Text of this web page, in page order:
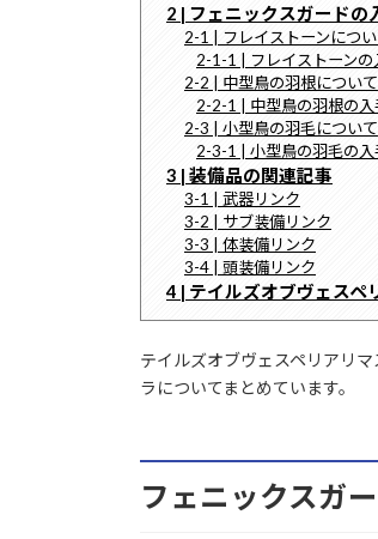
2 | フェニックスガードの
2-1 | フレイストーンにつ
2-1-1 | フレイストーンの
2-2 | 中型鳥の羽根について
2-2-1 | 中型鳥の羽根の入
2-3 | 小型鳥の羽毛について
2-3-1 | 小型鳥の羽毛の入
3 | 装備品の関連記事
3-1 | 武器リンク
3-2 | サブ装備リンク
3-3 | 体装備リンク
3-4 | 頭装備リンク
4 | テイルズオブヴェスペ
テイルズオブヴェスペリアリ
ラについてまとめています。
フェニックスガ